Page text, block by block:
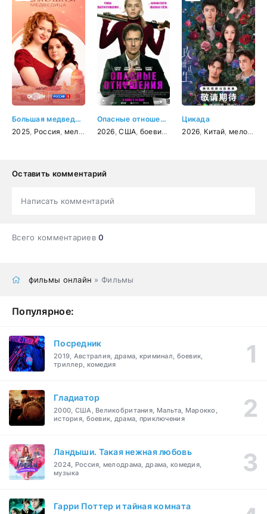
Большая медведица
2025 Россия мелодрама
Опасные отношения
2026 ,США боевик , триллер, комедия
Цикада
2026 Китай мелодрама
Оставить комментарий
Написать комментарий
Всего комментариев0
фильмы онлайн » Фильмы
Популярное:
Посредник
2019, Австралия, драма, криминал, боевик,
триллер, комедия
Гладиатор
2000, США, Великобритания, Мальта, Марокко,
история, боевик, драма, приключения
Ландыши. Такая нежная любовь
2024, Россия, мелодрама, драма, комедия,
музыка
Гарри Поттер и тайная комната